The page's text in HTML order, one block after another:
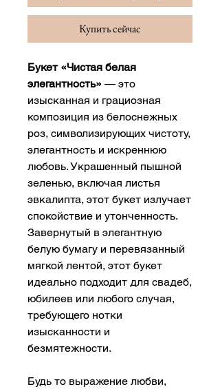
Купить сейчас
Букет «Чистая белая
элегантность» — это
изысканная и грациозная
композиция из белоснежных
роз, символизирующих чистоту,
элегантность и искреннюю
любовь. Украшенный пышной
зеленью, включая листья
эвкалипта, этот букет излучает
спокойствие и утонченность.
Завернутый в элегантную
белую бумагу и перевязанный
мягкой лентой, этот букет
идеально подходит для свадеб,
юбилеев или любого случая,
требующего нотки
изысканности и
безмятежности.
Будь то выражение любви,